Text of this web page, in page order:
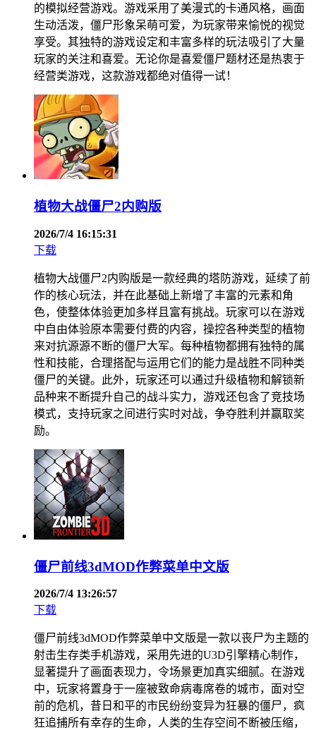
的模拟经营游戏。游戏采用了美漫式的卡通风格，画面
生动活泼，僵尸形象呆萌可爱，为玩家带来愉悦的视觉
享受。其独特的游戏设定和丰富多样的玩法吸引了大量
玩家的关注和喜爱。无论你是喜爱僵尸题材还是热衷于
经营类游戏，这款游戏都绝对值得一试！
植物大战僵尸2内购版
2026/7/4 16:15:31
下载
植物大战僵尸2内购版是一款经典的塔防游戏，延续了前
作的核心玩法，并在此基础上新增了丰富的元素和角
色，使整体体验更加多样且富有挑战。玩家可以在游戏
中自由体验原本需要付费的内容，操控各种类型的植物
来对抗源源不断的僵尸大军。每种植物都拥有独特的属
性和技能，合理搭配与运用它们的能力是战胜不同种类
僵尸的关键。此外，玩家还可以通过升级植物和解锁新
品种来不断提升自己的战斗实力，游戏还包含了竞技场
模式，支持玩家之间进行实时对战，争夺胜利并赢取奖
励。
僵尸前线3dMOD作弊菜单中文版
2026/7/4 13:26:57
下载
僵尸前线3dMOD作弊菜单中文版是一款以丧尸为主题的
射击生存类手机游戏，采用先进的U3D引擎精心制作，
显著提升了画面表现力，令场景更加真实细腻。在游戏
中，玩家将置身于一座被致命病毒席卷的城市，面对空
前的危机，昔日和平的市民纷纷变异为狂暴的僵尸，疯
狂追捕所有幸存的生命，人类的生存空间不断被压缩，